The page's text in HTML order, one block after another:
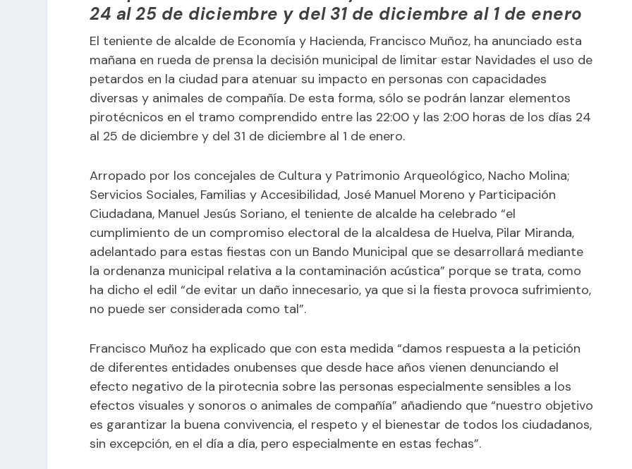
24 al 25 de diciembre y del 31 de diciembre al 1 de enero
El teniente de alcalde de Economía y Hacienda, Francisco Muñoz, ha anunciado esta
mañana en rueda de prensa la decisión municipal de limitar estar Navidades el uso de
petardos en la ciudad para atenuar su impacto en personas con capacidades
diversas y animales de compañía. De esta forma, sólo se podrán lanzar elementos
pirotécnicos en el tramo comprendido entre las 22:00 y las 2:00 horas de los días 24
al 25 de diciembre y del 31 de diciembre al 1 de enero.
Arropado por los concejales de Cultura y Patrimonio Arqueológico, Nacho Molina;
Servicios Sociales, Familias y Accesibilidad, José Manuel Moreno y Participación
Ciudadana, Manuel Jesús Soriano, el teniente de alcalde ha celebrado “el
cumplimiento de un compromiso electoral de la alcaldesa de Huelva, Pilar Miranda,
adelantado para estas fiestas con un Bando Municipal que se desarrollará mediante
la ordenanza municipal relativa a la contaminación acústica” porque se trata, como
ha dicho el edil “de evitar un daño innecesario, ya que si la fiesta provoca sufrimiento,
no puede ser considerada como tal”.
Francisco Muñoz ha explicado que con esta medida “damos respuesta a la petición
de diferentes entidades onubenses que desde hace años vienen denunciando el
efecto negativo de la pirotecnia sobre las personas especialmente sensibles a los
efectos visuales y sonoros o animales de compañía” añadiendo que “nuestro objetivo
es garantizar la buena convivencia, el respeto y el bienestar de todos los ciudadanos,
sin excepción, en el día a día, pero especialmente en estas fechas”.